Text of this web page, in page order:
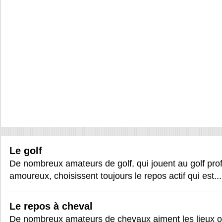
Le golf
De nombreux amateurs de golf, qui jouent au golf
amoureux, choisissent toujours le repos actif qui est...
Le repos à cheval
De nombreux amateurs de chevaux aiment les lieux